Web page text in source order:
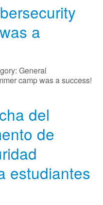
a
General
camp was a success!
del
de
estudiantes